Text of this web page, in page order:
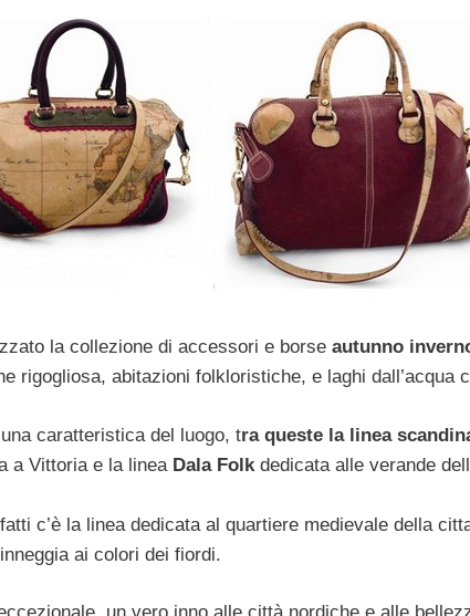
la collezione di accessori e borse autunno
rigogliosa, abitazioni folkloristiche, e laghi dall’acqua
caratteristica del luogo, tra queste la linea
a Vittoria e la linea Dala Folk dedicata alle verande
c’è la linea dedicata al quartiere medievale della
ai colori dei fiordi.